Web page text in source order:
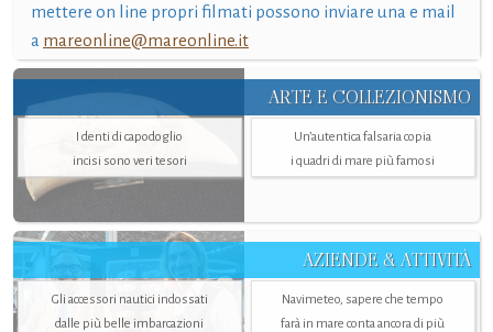
mettere on line propri filmati possono inviare una e mail
a mareonline@mareonline.it
ARTE E COLLEZIONISMO
I denti di capodoglio
incisi sono veri tesori
Un’autentica falsaria copia
i quadri di mare più famosi
AZIENDE & ATTIVITÀ
Gli accessori nautici indossati
dalle più belle imbarcazioni
Navimeteo, sapere che tempo
farà in mare conta ancora di più